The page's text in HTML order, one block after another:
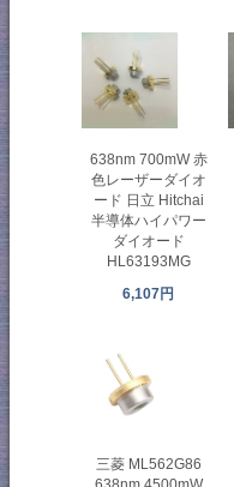
638nm 700mW 赤
色レーザーダイオ
ード 日立 Hitchai
半導体ハイパワー
ダイオード
HL63193MG
6,107円
三菱 ML562G86